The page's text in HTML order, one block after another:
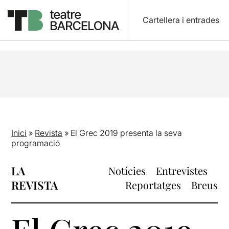
Cartellera i entrades
Inici » Revista » El Grec 2019 presenta la seva
programació
LA
REVISTA
Notícies
Entrevistes
Reportatges
Breus